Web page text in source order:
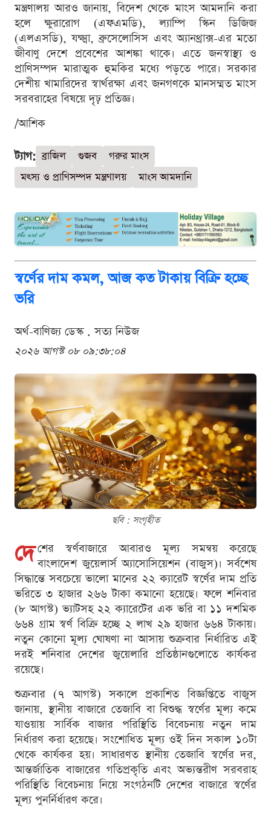
মন্ত্রণালয় আরও জানায়, বিদেশ থেকে মাংস আমদানি করা
হলে ক্ষুরারোগ (এফএমডি), ল্যাম্পি স্কিন ডিজিজ
(এলএসডি), যক্ষ্মা, ব্রুসেলোসিস এবং অ্যানথ্রাক্স-এর মতো
জীবাণু দেশে প্রবেশের আশঙ্কা থাকে। এতে জনস্বাস্থ্য ও
প্রাণিসম্পদ মারাত্মক হুমকির মধ্যে পড়তে পারে। সরকার
দেশীয় খামারিদের স্বার্থরক্ষা এবং জনগণকে মানসম্মত মাংস
সরবরাহের বিষয়ে দৃঢ় প্রতিজ্ঞ।
/আশিক
ট্যাগ: ব্রাজিল গুজব
গরুর মাংস
মৎস্য ও প্রাণিসম্পদ মন্ত্রণালয়
মাংস আমদানি
স্বর্ণের দাম কমল, আজ কত টাকায় বিক্রি হচ্ছে
ভরি
অর্থ-বাণিজ্য ডেস্ক . সত্য নিউজ
২০২৬ আগস্ট ০৮ ০৯:৩৮:০৪
ছবি : সংগৃহীত
দে শের স্বর্ণবাজারে আবারও মূল্য সমন্বয় করেছে
বাংলাদেশ জুয়েলার্স অ্যাসোসিয়েশন (বাজুস)। সর্বশেষ
সিদ্ধান্তে সবচেয়ে ভালো মানের ২২ ক্যারেট স্বর্ণের দাম প্রতি
ভরিতে ৩ হাজার ২৬৬ টাকা কমানো হয়েছে। ফলে শনিবার
(৮ আগস্ট) ভ্যাটসহ ২২ ক্যারেটের এক ভরি বা ১১ দশমিক
৬৬৪ গ্রাম স্বর্ণ বিক্রি হচ্ছে ২ লাখ ২৯ হাজার ৬৬৪ টাকায়।
নতুন কোনো মূল্য ঘোষণা না আসায় শুক্রবার নির্ধারিত এই
দরই শনিবার দেশের জুয়েলারি প্রতিষ্ঠানগুলোতে কার্যকর
রয়েছে।
শুক্রবার (৭ আগস্ট) সকালে প্রকাশিত বিজ্ঞপ্তিতে বাজুস
জানায়, স্থানীয় বাজারে তেজাবি বা বিশুদ্ধ স্বর্ণের মূল্য কমে
যাওয়ায় সার্বিক বাজার পরিস্থিতি বিবেচনায় নতুন দাম
নির্ধারণ করা হয়েছে। সংশোধিত মূল্য ওই দিন সকাল ১০টা
থেকে কার্যকর হয়। সাধারণত স্থানীয় তেজাবি স্বর্ণের দর,
আন্তর্জাতিক বাজারের গতিপ্রকৃতি এবং অভ্যন্তরীণ সরবরাহ
পরিস্থিতি বিবেচনায় নিয়ে সংগঠনটি দেশের বাজারে স্বর্ণের
মূল্য পুনর্নির্ধারণ করে।